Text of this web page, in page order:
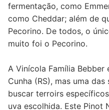
fermentação, como
como Cheddar; além de
Pecorino. De todos, o
muito foi o Pecorino.
A Vinícola Família
Cunha (RS), mas uma
buscar terroirs
uva escolhida. Este Pinot